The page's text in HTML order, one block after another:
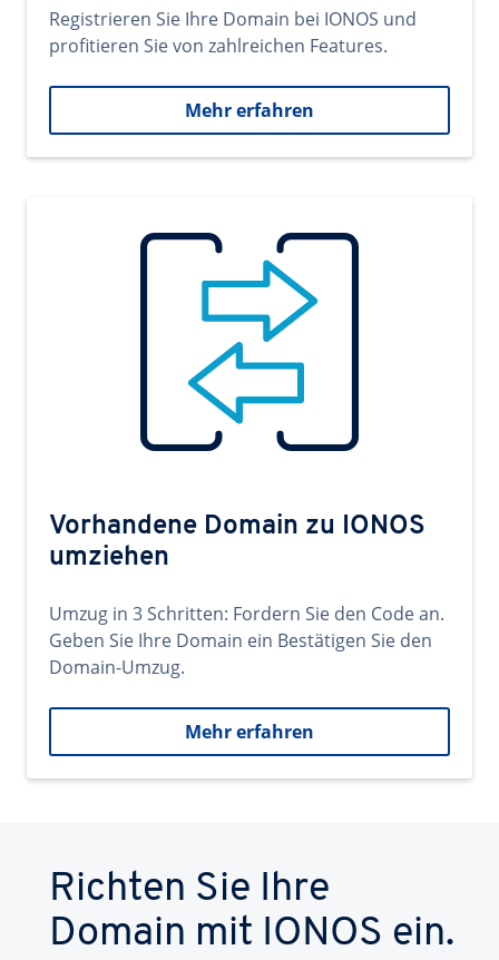
Registrieren Sie Ihre Domain bei IONOS und
profitieren Sie von zahlreichen Features.
Mehr erfahren
Vorhandene Domain zu IONOS
umziehen
Umzug in 3 Schritten: Fordern Sie den Code an.
Geben Sie Ihre Domain ein Bestätigen Sie den
Domain-Umzug.
Mehr erfahren
Richten Sie Ihre
Domain mit IONOS ein.